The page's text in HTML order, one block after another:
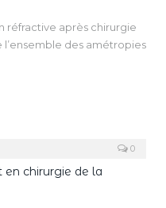
ou, au contraire,
(phototoxicité de
de la chirurgie de la
blanc ou jaune.
réfractive après chirurgie
des amétropies
0
en chirurgie de la